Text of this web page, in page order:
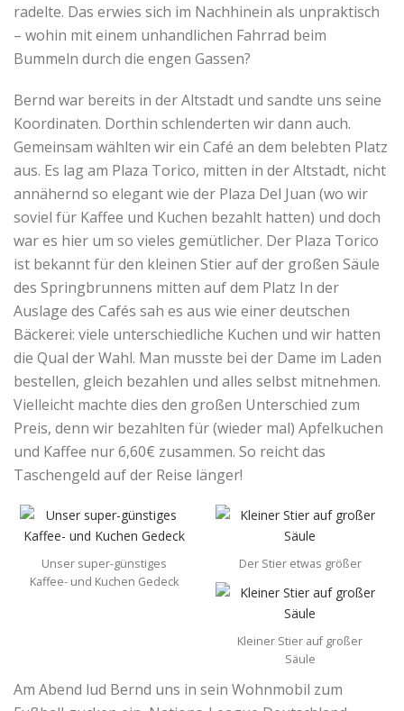
radelte. Das erwies sich im Nachhinein als unpraktisch
– wohin mit einem unhandlichen Fahrrad beim
Bummeln durch die engen Gassen?
Bernd war bereits in der Altstadt und sandte uns seine
Koordinaten. Dorthin schlenderten wir dann auch.
Gemeinsam wählten wir ein Café an dem belebten Platz
aus. Es lag am Plaza Torico, mitten in der Altstadt, nicht
annähernd so elegant wie der Plaza Del Juan (wo wir
soviel für Kaffee und Kuchen bezahlt hatten) und doch
war es hier um so vieles gemütlicher. Der Plaza Torico
ist bekannt für den kleinen Stier auf der großen Säule
des Springbrunnens mitten auf dem Platz In der
Auslage des Cafés sah es aus wie einer deutschen
Bäckerei: viele unterschiedliche Kuchen und wir hatten
die Qual der Wahl. Man musste bei der Dame im Laden
bestellen, gleich bezahlen und alles selbst mitnehmen.
Vielleicht machte dies den großen Unterschied zum
Preis, denn wir bezahlten für (wieder mal) Apfelkuchen
und Kaffee nur 6,60€ zusammen. So reicht das
Taschengeld auf der Reise länger!
Der Stier etwas größer
Unser super-günstiges
Kaffee- und Kuchen Gedeck
Kleiner Stier auf großer
Säule
Am Abend lud Bernd uns in sein Wohnmobil zum